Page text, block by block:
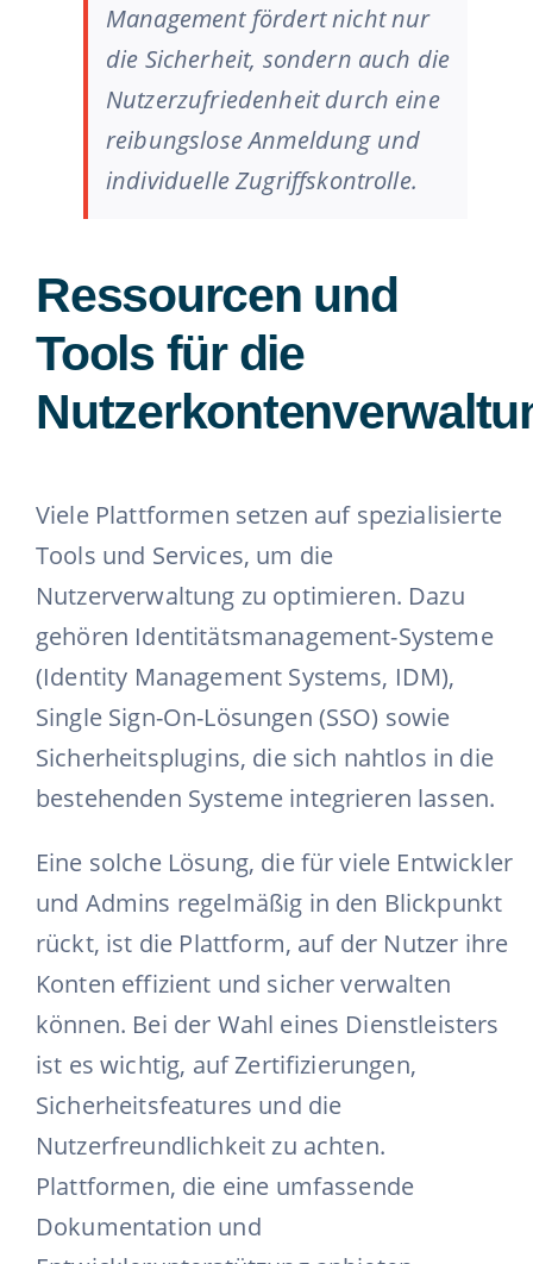
Management fördert nicht nur
die Sicherheit, sondern auch die
Nutzerzufriedenheit durch eine
reibungslose Anmeldung und
individuelle Zugriffskontrolle.
Ressourcen und
Tools für die
Viele Plattformen setzen auf spezialisierte
Tools und Services, um die
Nutzerverwaltung zu optimieren. Dazu
gehören Identitätsmanagement-Systeme
(Identity Management Systems, IDM),
Single Sign-On-Lösungen (SSO) sowie
Sicherheitsplugins, die sich nahtlos in die
bestehenden Systeme integrieren lassen.
Eine solche Lösung, die für viele Entwickler
und Admins regelmäßig in den Blickpunkt
rückt, ist die Plattform, auf der Nutzer ihre
Konten effizient und sicher verwalten
können. Bei der Wahl eines Dienstleisters
ist es wichtig, auf Zertifizierungen,
Sicherheitsfeatures und die
Nutzerfreundlichkeit zu achten.
Plattformen, die eine umfassende
Dokumentation und